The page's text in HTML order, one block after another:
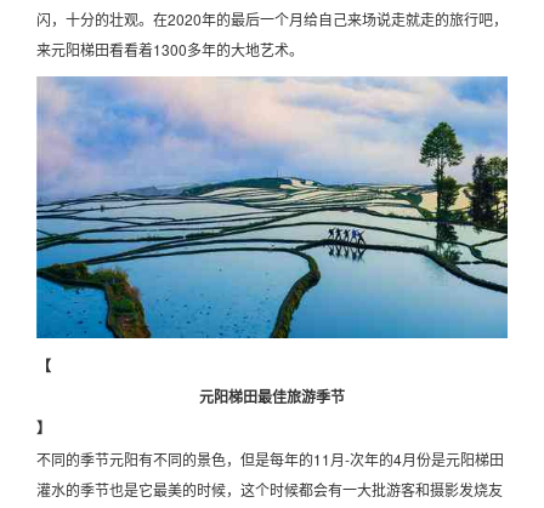
闪，十分的壮观。在2020年的最后一个月给自己来场说走就走的旅行吧，
来元阳梯田看看着1300多年的大地艺术。
【
元阳梯田最佳旅游季节
】
不同的季节元阳有不同的景色，但是每年的11月-次年的4月份是元阳梯田
灌水的季节也是它最美的时候，这个时候都会有一大批游客和摄影发烧友